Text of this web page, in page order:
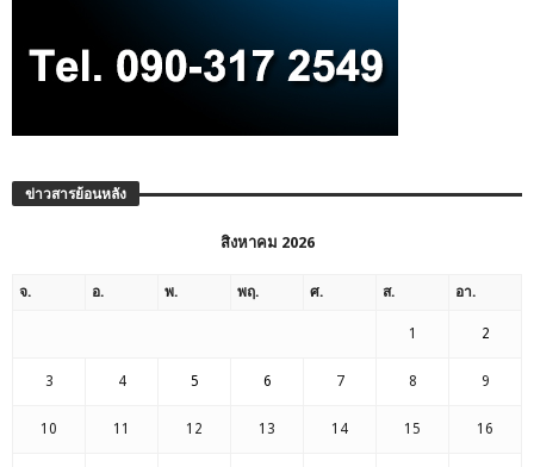
ข่าวสารย้อนหลัง
สิงหาคม 2026
จ. อ. พ. พฤ. ศ. ส. อา.
1 2
3 4 5 6 7 8 9
10 11 12 13 14 15 16